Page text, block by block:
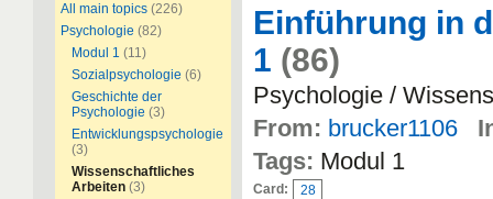
All main topics (226)
Psychologie (82)
Modul 1 (11)
Sozialpsychologie (6)
Geschichte der
Psychologie (3)
Entwicklungspsychologie
(3)
Wissenschaftliches
Arbeiten (3)
Einführung in
1 (86)
Psychologie /
From: brucker1106
Tags: Modul 1
Card: 28